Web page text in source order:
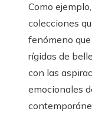
Como
colecciones
fenómeno
rígidas de
con las
emocionales